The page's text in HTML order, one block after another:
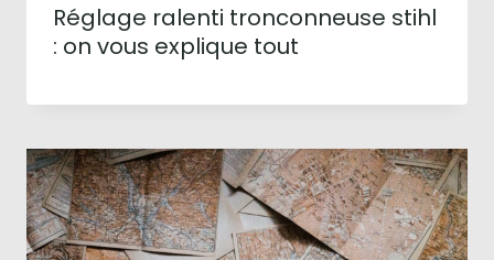
Réglage ralenti tronconneuse stihl
: on vous explique tout